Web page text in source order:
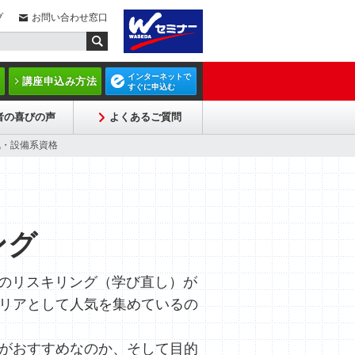
お問い合わせ窓口
講座申込み方法
インターネットで
すぐに申込む
の喜びの声 よくあるご質問
設備系資格
グ
リスキリング（学び直し）が
アとして人気を集めているの
おすすめなのか、そして目的